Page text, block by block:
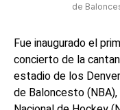
de
Fue inaugurado el
concierto de la
estadio de los
de Baloncesto